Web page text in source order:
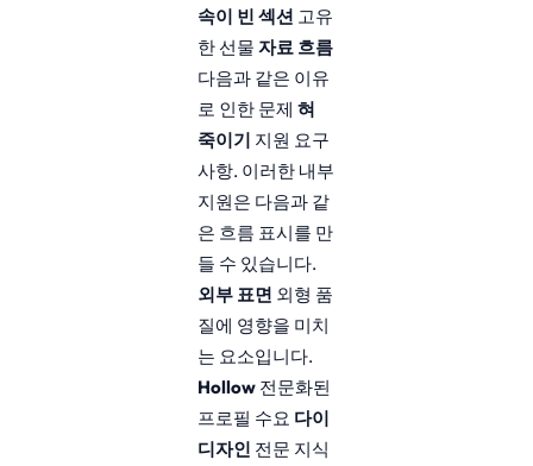
속이 빈 섹션 고유
한 선물 자료 흐름
다음과 같은 이유
로 인한 문제 혀
죽이기 지원 요구
사항. 이러한 내부
지원은 다음과 같
은 흐름 표시를 만
들 수 있습니다.
외부 표면 외형 품
질에 영향을 미치
는 요소입니다.
Hollow 전문화된
프로필 수요 다이
디자인 전문 지식